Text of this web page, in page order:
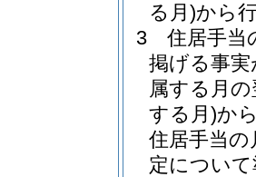
る月)から
3
住居手当
掲げる事
属する月
する月)か
住居手当
定につい